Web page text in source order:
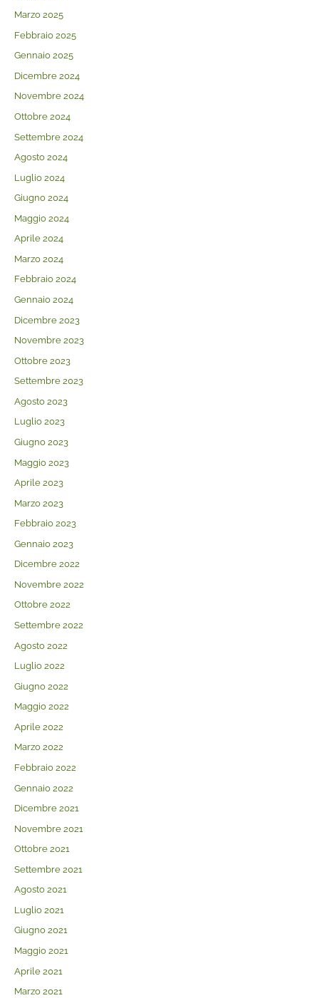
Marzo 2025
Febbraio 2025
Gennaio 2025
Dicembre 2024
Novembre 2024
Ottobre 2024
Settembre 2024
Agosto 2024
Luglio 2024
Giugno 2024
Maggio 2024
Aprile 2024
Marzo 2024
Febbraio 2024
Gennaio 2024
Dicembre 2023
Novembre 2023
Ottobre 2023
Settembre 2023
Agosto 2023
Luglio 2023
Giugno 2023
Maggio 2023
Aprile 2023
Marzo 2023
Febbraio 2023
Gennaio 2023
Dicembre 2022
Novembre 2022
Ottobre 2022
Settembre 2022
Agosto 2022
Luglio 2022
Giugno 2022
Maggio 2022
Aprile 2022
Marzo 2022
Febbraio 2022
Gennaio 2022
Dicembre 2021
Novembre 2021
Ottobre 2021
Settembre 2021
Agosto 2021
Luglio 2021
Giugno 2021
Maggio 2021
Aprile 2021
Marzo 2021